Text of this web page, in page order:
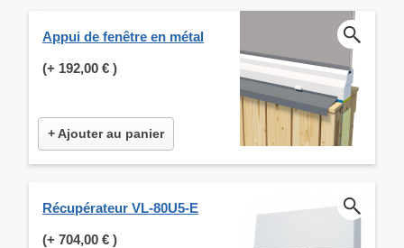
Appui de fenêtre en métal
(+ 192,00 € )
+ Ajouter au panier
Récupérateur VL-80U5-E
(+ 704,00 € )